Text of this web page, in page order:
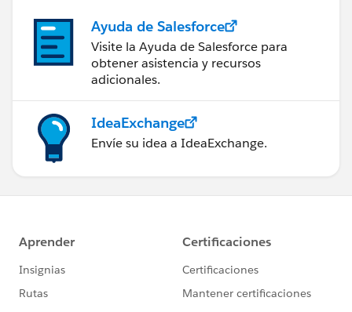
Ayuda de Salesforce
Visite la Ayuda de Salesforce para
obtener asistencia y recursos
adicionales.
IdeaExchange
Envíe su idea a IdeaExchange.